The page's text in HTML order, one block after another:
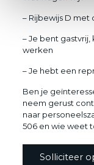
– Rijbewijs D met
– Je bent
werken
– Je hebt een
Ben je
neem gerust
naar
506 en wie weet